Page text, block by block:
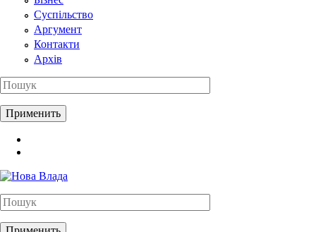
Суспільство
Аргумент
Контакти
Архів